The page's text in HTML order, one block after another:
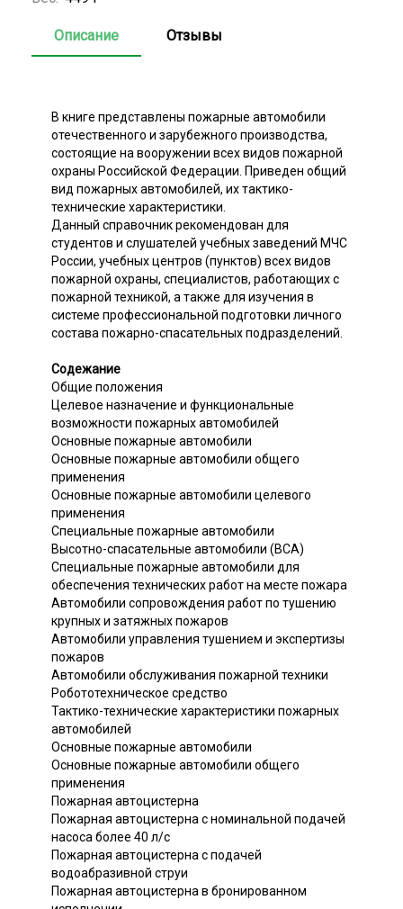
Описание Отзывы
В книге представлены пожарные автомобили
отечественного и зарубежного производства,
состоящие на вооружении всех видов пожарной
охраны Российской Федерации. Приведен общий
вид пожарных автомобилей, их тактико-
технические характеристики.
Данный справочник рекомендован для
студентов и слушателей учебных заведений МЧС
России, учебных центров (пунктов) всех видов
пожарной охраны, специалистов, работающих с
пожарной техникой, а также для изучения в
системе профессиональной подготовки личного
состава пожарно-спасательных подразделений.
Содежание
Общие положения
Целевое назначение и функциональные
возможности пожарных автомобилей
Основные пожарные автомобили
Основные пожарные автомобили общего
применения
Основные пожарные автомобили целевого
применения
Специальные пожарные автомобили
Высотно-спасательные автомобили (ВСА)
Специальные пожарные автомобили для
обеспечения технических работ на месте пожара
Автомобили сопровождения работ по тушению
крупных и затяжных пожаров
Автомобили управления тушением и экспертизы
пожаров
Автомобили обслуживания пожарной техники
Робототехническое средство
Тактико-технические характеристики пожарных
автомобилей
Основные пожарные автомобили
Основные пожарные автомобили общего
применения
Пожарная автоцистерна
Пожарная автоцистерна с номинальной подачей
насоса более 40 л/с
Пожарная автоцистерна с подачей
водоабразивной струи
Пожарная автоцистерна в бронированном